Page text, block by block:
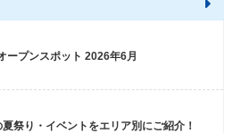
ープンスポット 2026年6月
祭り・イベントをエリア別にご紹介！